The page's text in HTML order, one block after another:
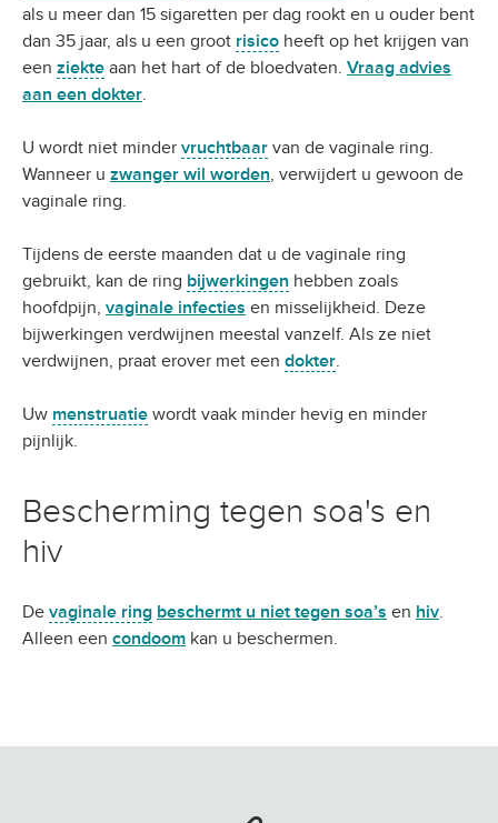
als u meer dan 15 sigaretten per dag rookt en u ouder bent
dan 35 jaar, als u een groot risico heeft op het krijgen van
een ziekte aan het hart of de bloedvaten. Vraag advies
aan een dokter.
U wordt niet minder vruchtbaar van de vaginale ring.
Wanneer u zwanger wil worden, verwijdert u gewoon de
vaginale ring.
Tijdens de eerste maanden dat u de vaginale ring
gebruikt, kan de ring bijwerkingen hebben zoals
hoofdpijn, vaginale infecties en misselijkheid. Deze
bijwerkingen verdwijnen meestal vanzelf. Als ze niet
verdwijnen, praat erover met een dokter.
Uw menstruatie wordt vaak minder hevig en minder
pijnlijk.
Bescherming tegen soa's en
hiv
De vaginale ring beschermt u niet tegen soa’s en hiv.
Alleen een condoom kan u beschermen.